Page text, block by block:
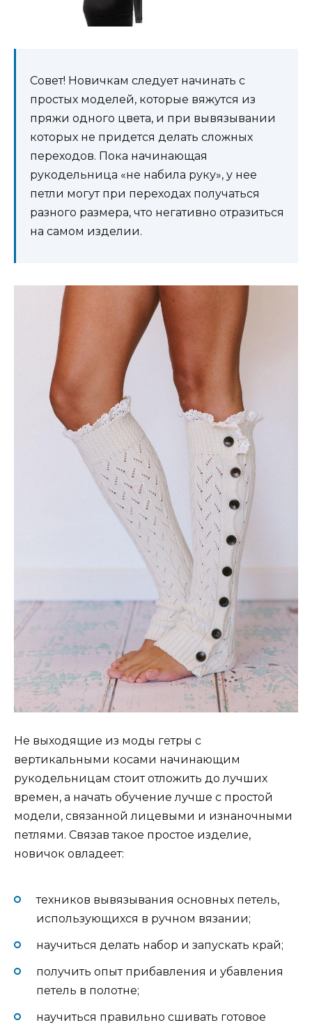
Совет! Новичкам следует начинать с
простых моделей, которые вяжутся из
пряжи одного цвета, и при вывязывании
которых не придется делать сложных
переходов. Пока начинающая
рукодельница «не набила руку», у нее
петли могут при переходах получаться
разного размера, что негативно отразиться
на самом изделии.
Не выходящие из моды гетры с
вертикальными косами начинающим
рукодельницам стоит отложить до лучших
времен, а начать обучение лучше с простой
модели, связанной лицевыми и изнаночными
петлями. Связав такое простое изделие,
новичок овладеет:
техников вывязывания основных петель,
использующихся в ручном вязании;
научиться делать набор и запускать край;
получить опыт прибавления и убавления
петель в полотне;
научиться правильно сшивать готовое